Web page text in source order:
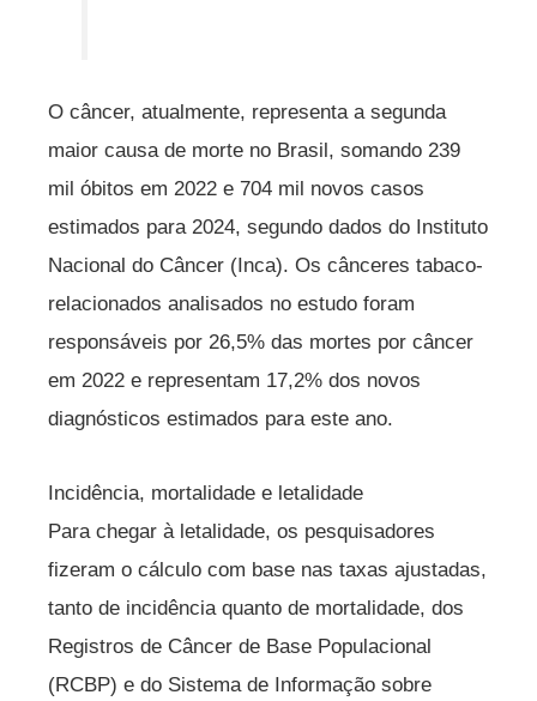
O câncer, atualmente, representa a segunda
maior causa de morte no Brasil, somando 239
mil óbitos em 2022 e 704 mil novos casos
estimados para 2024, segundo dados do Instituto
Nacional do Câncer (Inca). Os cânceres tabaco-
relacionados analisados no estudo foram
responsáveis por 26,5% das mortes por câncer
em 2022 e representam 17,2% dos novos
diagnósticos estimados para este ano.
Incidência, mortalidade e letalidade
Para chegar à letalidade, os pesquisadores
fizeram o cálculo com base nas taxas ajustadas,
tanto de incidência quanto de mortalidade, dos
Registros de Câncer de Base Populacional
(RCBP) e do Sistema de Informação sobre